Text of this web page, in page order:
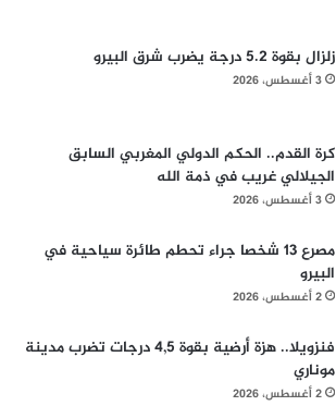
زلزال بقوة 5.2 درجة يضرب شرق البيرو
3 أغسطس، 2026
كرة القدم.. الحكم الدولي المغربي السابق
الجيلالي غريب في ذمة الله
3 أغسطس، 2026
مصرع 13 شخصا جراء تحطم طائرة سياحية في
البيرو
2 أغسطس، 2026
فنزويلا.. هزة أرضية بقوة 4,5 درجات تضرب مدينة
موناري
2 أغسطس، 2026